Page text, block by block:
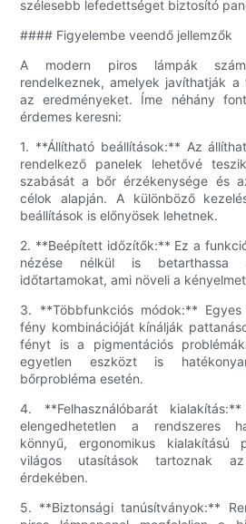
szélesebb lefedettséget biztosító
#### Figyelembe veendő jellemzők
A modern piros lámpák
rendelkeznek, amelyek javíthatják a
az eredményeket. Íme néhány
érdemes keresni:
1. **Állítható beállítások:** Az
rendelkező panelek lehetővé
szabását a bőr érzékenysége és
célok alapján. A különböző
beállítások is előnyösek lehetnek.
2. **Beépített időzítők:** Ez a
nézése nélkül is betarthassa
időtartamokat, ami növeli a
3. **Többfunkciós módok:**
fény kombinációját kínálják
fényt is a pigmentációs
egyetlen eszközt is
bőrprobléma esetén.
4. **Felhasználóbarát
elengedhetetlen a rendszeres
könnyű, ergonomikus kialakítású
világos utasítások tartoznak
érdekében.
5. **Biztonsági tanúsítványok:**